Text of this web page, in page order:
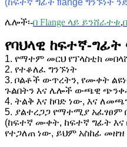
(ከፍተኛ ግፊት flange ግንኙነት
ሌሎች፡-በ Flange ላይ ይንሸራተቱ,
የባህላዊ ከፍተኛ-
1. የማተም መርህ የፕላስቲክ
2. የተቆለፈ ግንኙነት
3. ቦልቶች ውጥረትን, የሙቀት
ጉልበትን እና ሌሎች ውጫዊ
4. ትልቅ እና ከባድ ነው, እና
5. ያልተረጋጋ የማተሚያ አፈፃፀም
(ከፍተኛ ሙቀት, ከፍተኛ ግፊት
የተጋለጠ ነው, ይህም አስከፊ መዘዝ